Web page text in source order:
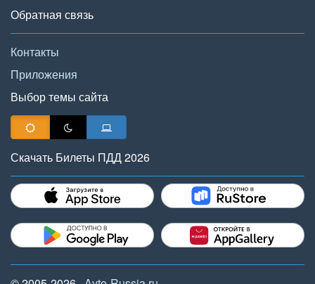
Обратная связь
Контакты
Приложения
Выбор темы сайта
Скачать Билеты ПДД 2026